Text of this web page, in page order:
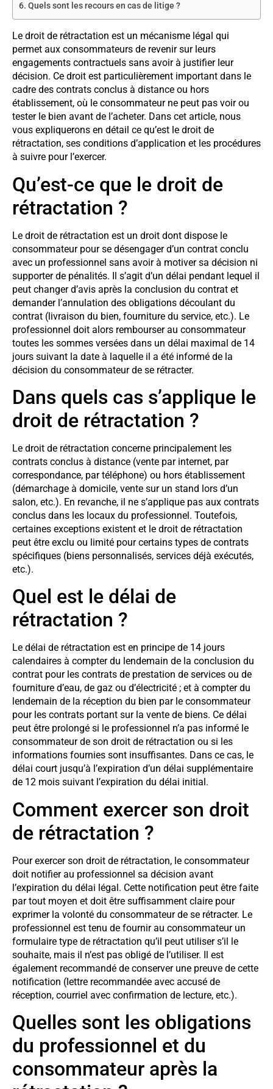
Quels sont les recours en cas de litige ?
Le droit de rétractation est un mécanisme légal qui
permet aux consommateurs de revenir sur leurs
engagements contractuels sans avoir à justifier leur
décision. Ce droit est particulièrement important dans le
cadre des contrats conclus à distance ou hors
établissement, où le consommateur ne peut pas voir ou
tester le bien avant de l’acheter. Dans cet article, nous
vous expliquerons en détail ce qu’est le droit de
rétractation, ses conditions d’application et les procédures
à suivre pour l’exercer.
Qu’est-ce que le droit de
rétractation ?
Le droit de rétractation est un droit dont dispose le
consommateur pour se désengager d’un contrat conclu
avec un professionnel sans avoir à motiver sa décision ni
supporter de pénalités. Il s’agit d’un délai pendant lequel il
peut changer d’avis après la conclusion du contrat et
demander l’annulation des obligations découlant du
contrat (livraison du bien, fourniture du service, etc.). Le
professionnel doit alors rembourser au consommateur
toutes les sommes versées dans un délai maximal de 14
jours suivant la date à laquelle il a été informé de la
décision du consommateur de se rétracter.
Dans quels cas s’applique le
droit de rétractation ?
Le droit de rétractation concerne principalement les
contrats conclus à distance (vente par internet, par
correspondance, par téléphone) ou hors établissement
(démarchage à domicile, vente sur un stand lors d’un
salon, etc.). En revanche, il ne s’applique pas aux contrats
conclus dans les locaux du professionnel. Toutefois,
certaines exceptions existent et le droit de rétractation
peut être exclu ou limité pour certains types de contrats
spécifiques (biens personnalisés, services déjà exécutés,
etc.).
Quel est le délai de
rétractation ?
Le délai de rétractation est en principe de 14 jours
calendaires à compter du lendemain de la conclusion du
contrat pour les contrats de prestation de services ou de
fourniture d’eau, de gaz ou d’électricité ; et à compter du
lendemain de la réception du bien par le consommateur
pour les contrats portant sur la vente de biens. Ce délai
peut être prolongé si le professionnel n’a pas informé le
consommateur de son droit de rétractation ou si les
informations fournies sont insuffisantes. Dans ce cas, le
délai court jusqu’à l’expiration d’un délai supplémentaire
de 12 mois suivant l’expiration du délai initial.
Comment exercer son droit
de rétractation ?
Pour exercer son droit de rétractation, le consommateur
doit notifier au professionnel sa décision avant
l’expiration du délai légal. Cette notification peut être faite
par tout moyen et doit être suffisamment claire pour
exprimer la volonté du consommateur de se rétracter. Le
professionnel est tenu de fournir au consommateur un
formulaire type de rétractation qu’il peut utiliser s’il le
souhaite, mais il n’est pas obligé de l’utiliser. Il est
également recommandé de conserver une preuve de cette
notification (lettre recommandée avec accusé de
réception, courriel avec confirmation de lecture, etc.).
Quelles sont les obligations
du professionnel et du
consommateur après la